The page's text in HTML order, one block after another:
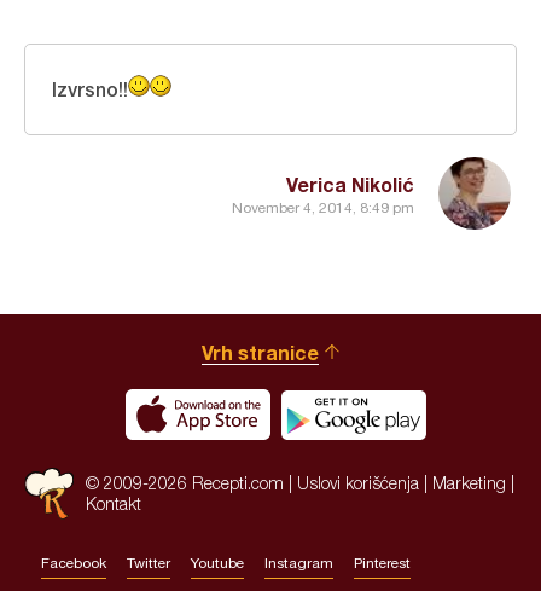
Verica Nikolić
November 4, 2014, 8:49 pm
Izvrsno!!
Vrh stranice
© 2009-2026 Recepti.com | Uslovi korišćenja Marketing
Kontakt
Facebook Twitter Youtube Instagram Pinterest